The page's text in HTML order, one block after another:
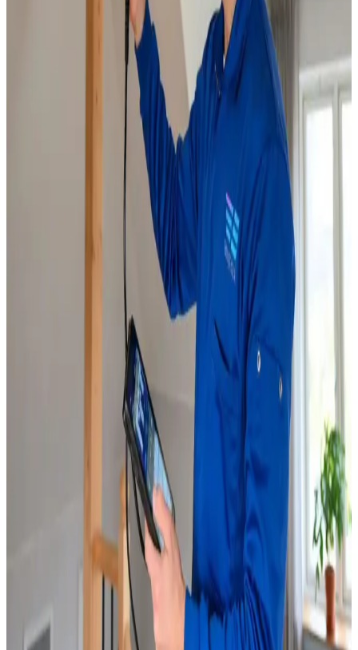
Service & vedligeholdelse
Løbende service, filterskift og reparation af alle
ventilationsmærker i Silkeborg.